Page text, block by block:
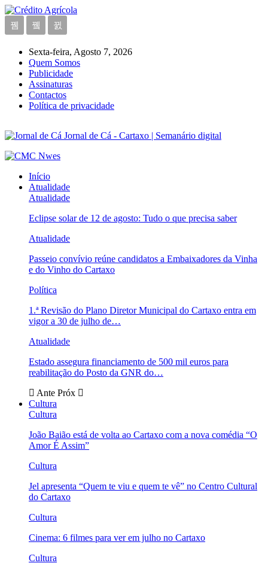
Sexta-feira, Agosto 7, 2026
Quem Somos
Publicidade
Assinaturas
Contactos
Política de privacidade
Jornal de Cá - Cartaxo | Semanário digital
Início
Atualidade
Atualidade
Eclipse solar de 12 de agosto: Tudo o que precisa saber
Atualidade
Passeio convívio reúne candidatos a Embaixadores da Vinha
e do Vinho do Cartaxo
Política
1.ª Revisão do Plano Diretor Municipal do Cartaxo entra em
vigor a 30 de julho de…
Atualidade
Estado assegura financiamento de 500 mil euros para
reabilitação do Posto da GNR do…
Ante Próx
Cultura
Cultura
João Baião está de volta ao Cartaxo com a nova comédia “O
Amor É Assim”
Cultura
Jel apresenta “Quem te viu e quem te vê” no Centro Cultural
do Cartaxo
Cultura
Cinema: 6 filmes para ver em julho no Cartaxo
Cultura